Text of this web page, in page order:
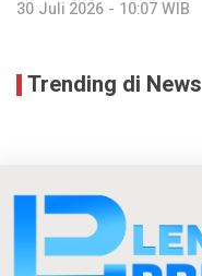
30 Juli 2026 - 10:07 WIB
Trending di News